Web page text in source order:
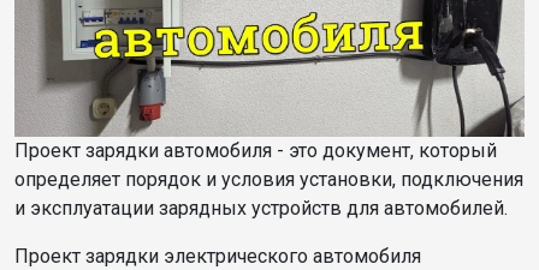
Проект зарядки автомобиля - это документ, который
определяет порядок и условия установки, подключения
и эксплуатации зарядных устройств для автомобилей.
Проект зарядки электрического автомобиля